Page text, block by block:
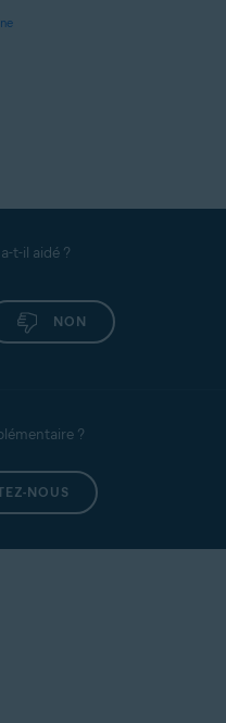
t-il aidé ?
NON
?
NOUS